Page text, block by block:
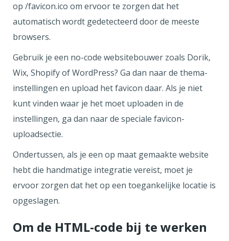
op /favicon.ico om ervoor te zorgen dat het
automatisch wordt gedetecteerd door de meeste
browsers.
Gebruik je een no-code websitebouwer zoals Dorik,
Wix, Shopify of WordPress? Ga dan naar de thema-
instellingen en upload het favicon daar. Als je niet
kunt vinden waar je het moet uploaden in de
instellingen, ga dan naar de speciale favicon-
uploadsectie.
Ondertussen, als je een op maat gemaakte website
hebt die handmatige integratie vereist, moet je
ervoor zorgen dat het op een toegankelijke locatie is
opgeslagen.
Om de HTML-code bij te werken